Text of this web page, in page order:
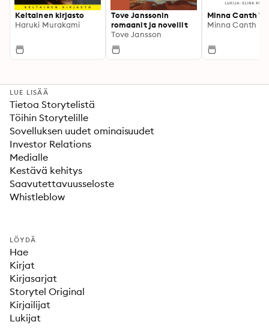
Keltainen kirjasto
Haruki Murakami
Tove Janssonin
romaanit ja novellit
Tove Jansson
Minna Canth
Minna Canth
LUE LISÄÄ
Tietoa Storytelistä
Töihin Storytelille
Sovelluksen uudet ominaisuudet
Investor Relations
Medialle
Kestävä kehitys
Saavutettavuusseloste
Whistleblow
LÖYDÄ
Hae
Kirjat
Kirjasarjat
Storytel Original
Kirjailijat
Lukijat